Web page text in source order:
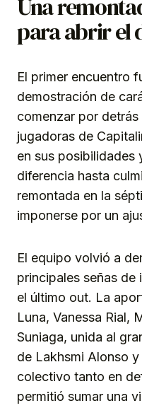
Una
para abrir el
El primer encuentro
demostración de
comenzar por
jugadoras de
en sus posibilidades
diferencia hasta
remontada en la
imponerse por un
El equipo volvió a
principales señas
el último out. La
Luna, Vanessa Rial,
Suniaga, unida al
de Lakhsmi Alonso
colectivo tanto en
permitió sumar una